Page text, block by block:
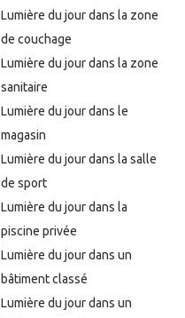
Lumière du jour dans la zone
de couchage
Lumière du jour dans la zone
sanitaire
Lumière du jour dans le
magasin
Lumière du jour dans la salle
de sport
Lumière du jour dans la
piscine privée
Lumière du jour dans un
bâtiment classé
Lumière du jour dans un